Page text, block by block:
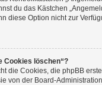
du das Kästchen
diese Option nicht zur
Cookies löschen“?
die Cookies, die phpBB
von der Board-